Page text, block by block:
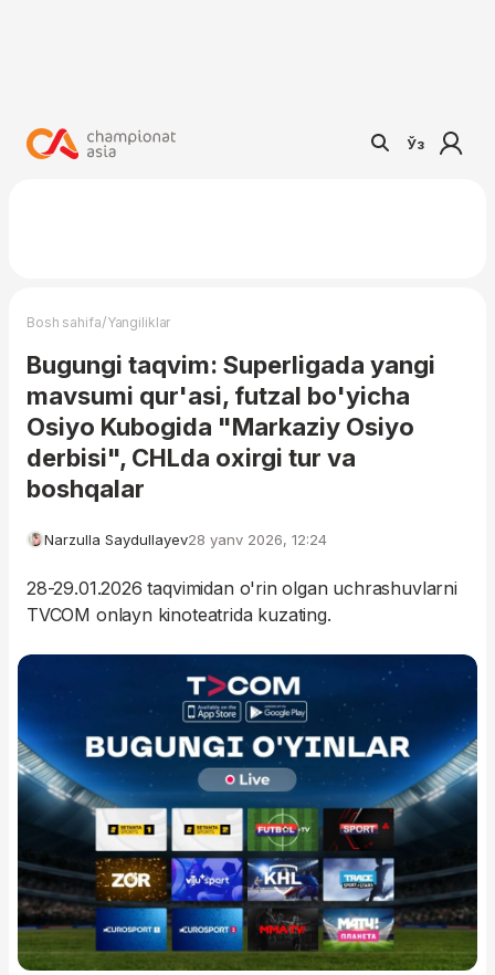
Ўз
Bosh sahifa/Yangiliklar
Bugungi taqvim: Superligada yangi
mavsumi qur'asi, futzal bo'yicha
Osiyo Kubogida "Markaziy Osiyo
derbisi", CHLda oxirgi tur va
boshqalar
Narzulla Saydullayev28 yanv 2026, 12:24
28-29.01.2026 taqvimidan o'rin olgan uchrashuvlarni
TVCOM onlayn kinoteatrida kuzating.